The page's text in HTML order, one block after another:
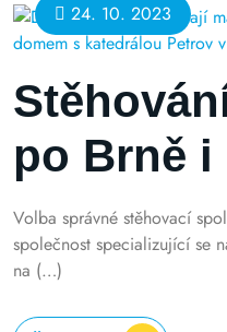
24. 10. 2023
po Brně i
Volba správné stěhovací
společnost specializující se
na (…)